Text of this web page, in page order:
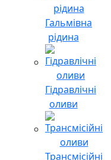
Гальмівна
рідина
Гідравлічні
оливи
Трансмісійні